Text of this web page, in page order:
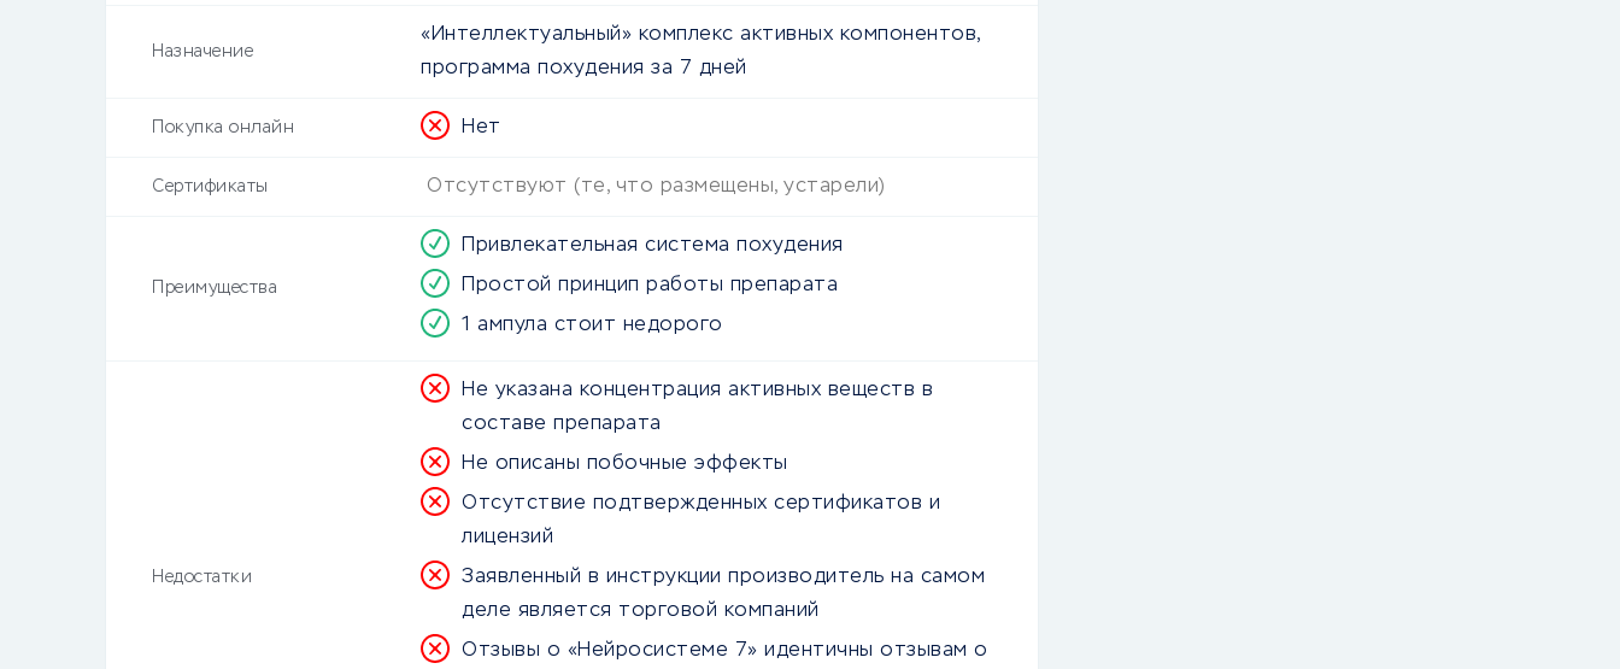
Назначение
«Интеллектуальный» комплекс активных компонентов,
программа похудения за 7 дней
Покупка онлайн Нет
Сертификаты Отсутствуют (те, что размещены, устарели)
Преимущества
Привлекательная система похудения
Простой принцип работы препарата
1 ампула стоит недорого
Недостатки
Не указана концентрация активных веществ в
составе препарата
Не описаны побочные эффекты
Отсутствие подтвержденных сертификатов и
лицензий
Заявленный в инструкции производитель на самом
деле является торговой компаний
Отзывы о «Нейросистеме 7» идентичны отзывам о